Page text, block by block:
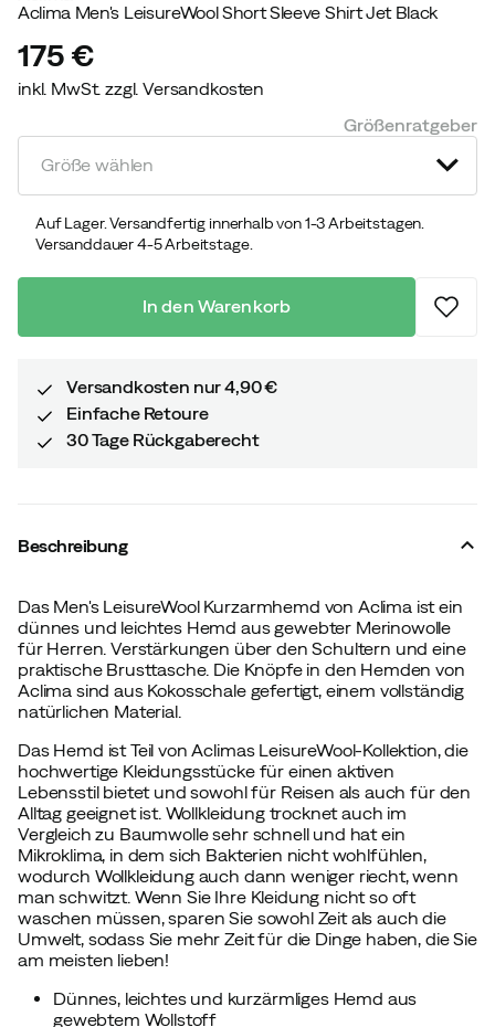
Aclima Men's LeisureWool Short Sleeve Shirt Jet Black
175 €
inkl. MwSt. zzgl. Versandkosten
Größenratgeber
Größe wählen
Auf Lager. Versandfertig innerhalb von 1-3 Arbeitstagen.
Versanddauer 4-5 Arbeitstage.
In den Warenkorb
Versandkosten nur 4,90 €
Einfache Retoure
30 Tage Rückgaberecht
Beschreibung
Das Men's LeisureWool Kurzarmhemd von Aclima ist ein
dünnes und leichtes Hemd aus gewebter Merinowolle
für Herren. Verstärkungen über den Schultern und eine
praktische Brusttasche. Die Knöpfe in den Hemden von
Aclima sind aus Kokosschale gefertigt, einem vollständig
natürlichen Material.
Das Hemd ist Teil von Aclimas LeisureWool-Kollektion, die
hochwertige Kleidungsstücke für einen aktiven
Lebensstil bietet und sowohl für Reisen als auch für den
Alltag geeignet ist. Wollkleidung trocknet auch im
Vergleich zu Baumwolle sehr schnell und hat ein
Mikroklima, in dem sich Bakterien nicht wohlfühlen,
wodurch Wollkleidung auch dann weniger riecht, wenn
man schwitzt. Wenn Sie Ihre Kleidung nicht so oft
waschen müssen, sparen Sie sowohl Zeit als auch die
Umwelt, sodass Sie mehr Zeit für die Dinge haben, die Sie
am meisten lieben!
Dünnes, leichtes und kurzärmliges Hemd aus
gewebtem Wollstoff